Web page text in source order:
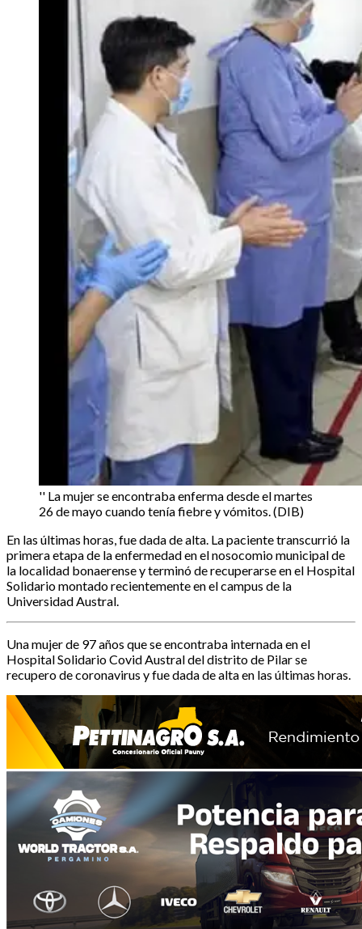
'' La mujer se encontraba enferma desde el martes
26 de mayo cuando tenía fiebre y vómitos. (DIB)
En las últimas horas, fue dada de alta. La paciente transcurrió la
primera etapa de la enfermedad en el nosocomio municipal de
la localidad bonaerense y terminó de recuperarse en el Hospital
Solidario montado recientemente en el campus de la
Universidad Austral.
Una mujer de 97 años que se encontraba internada en el
Hospital Solidario Covid Austral del distrito de Pilar se
recupero de coronavirus y fue dada de alta en las últimas horas.